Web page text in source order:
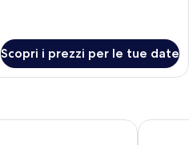
Scopri i prezzi per le tue date